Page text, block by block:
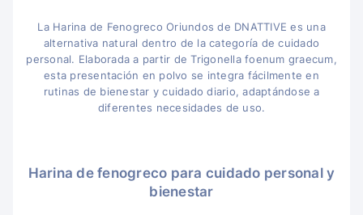
La Harina de Fenogreco Oriundos de DNATTIVE es una
alternativa natural dentro de la categoría de cuidado
personal. Elaborada a partir de Trigonella foenum graecum,
esta presentación en polvo se integra fácilmente en
rutinas de bienestar y cuidado diario, adaptándose a
diferentes necesidades de uso.
Harina de fenogreco para cuidado personal y
bienestar